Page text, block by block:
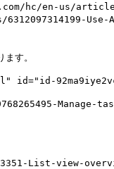
hc/en-us/
Use-
す。
id="id-
Manage-tasks-
overview)で、